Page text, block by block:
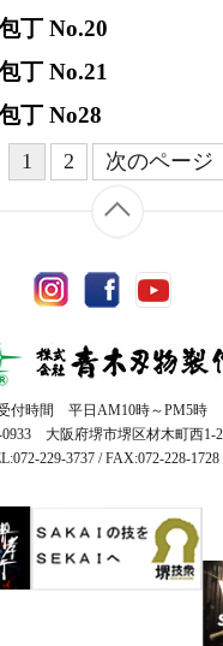
丁 No.20
丁 No.21
丁 No28
1 2 次のページ
付時間 平日AM10時～PM5時
0933 大阪府堺市堺区材木町西1-
229-3737 / FAX:072-228-1728